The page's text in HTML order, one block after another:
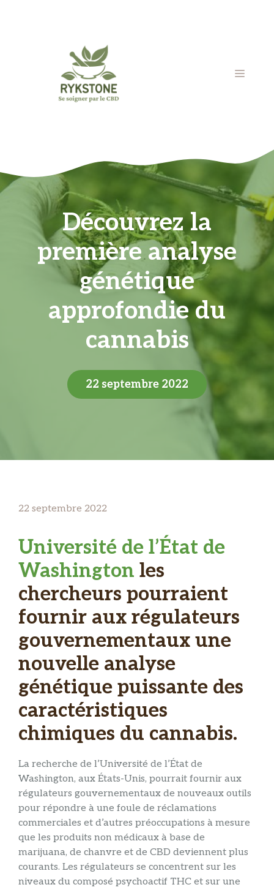
MENU
Découvrez la
première analyse
génétique
approfondie du
cannabis
22 septembre 2022
22 septembre 2022
Université de l’État de
Washington les
chercheurs pourraient
fournir aux régulateurs
gouvernementaux une
nouvelle analyse
génétique puissante des
caractéristiques
chimiques du cannabis.
La recherche de l’Université de l’État de
Washington, aux États-Unis, pourrait fournir aux
régulateurs gouvernementaux de nouveaux outils
pour répondre à une foule de réclamations
commerciales et d’autres préoccupations à mesure
que les produits non médicaux à base de
marijuana, de chanvre et de CBD deviennent plus
courants. Les régulateurs se concentrent sur les
niveaux du composé psychoactif THC et sur une